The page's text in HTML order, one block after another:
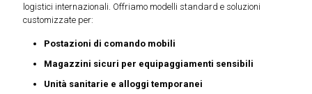
logistici internazionali. Offriamo modelli standard e soluzioni
customizzate per:
Postazioni di comando mobili
Magazzini sicuri per equipaggiamenti sensibili
Unità sanitarie e alloggi temporanei